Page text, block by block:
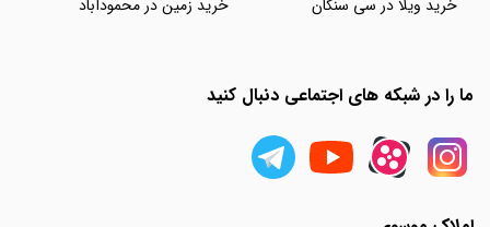
خرید ویلا در سی سنگان
خرید زمین در محمودآباد
ما را در شبکه های اجتماعی دنبال کنید